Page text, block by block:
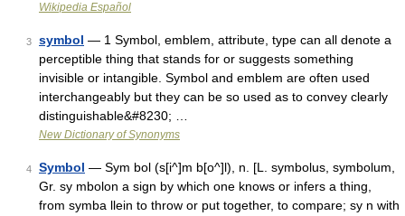
Wikipedia Español
3 symbol — 1 Symbol, emblem, attribute, type can all denote a
perceptible thing that stands for or suggests something
invisible or intangible. Symbol and emblem are often used
interchangeably but they can be so used as to convey clearly
distinguishable&#8230; …
New Dictionary of Synonyms
4 Symbol — Sym bol (s[i^]m b[o^]l), n. [L. symbolus, symbolum,
Gr. sy mbolon a sign by which one knows or infers a thing,
from symba llein to throw or put together, to compare; sy n with